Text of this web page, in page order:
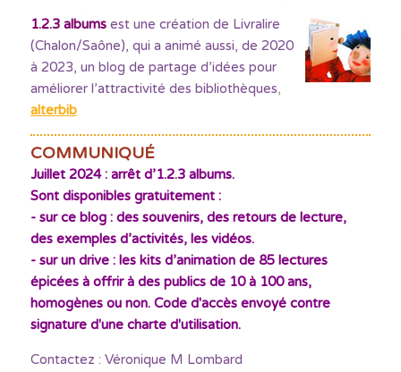
1.2.3 albumsest une création de Livralire
(Chalon/Saône), qui a animé aussi, de 2020
à 2023, un blog de partage d’idées pour
améliorer l’attractivité des bibliothèques,
alterbib
COMMUNIQUÉ
Juillet 2024 : arrêt d’1.2.3 albums.
Sont disponibles gratuitement :
- sur ce blog : des souvenirs, des retours de lecture,
des exemples d’activités, les vidéos.
- sur un drive : les kits d’animation de 85 lectures
épicées à offrir à des publics de 10 à 100 ans,
homogènes ou non. Code d'accès envoyé contre
signature d'une charte d'utilisation.
Contactez : Véronique M Lombard